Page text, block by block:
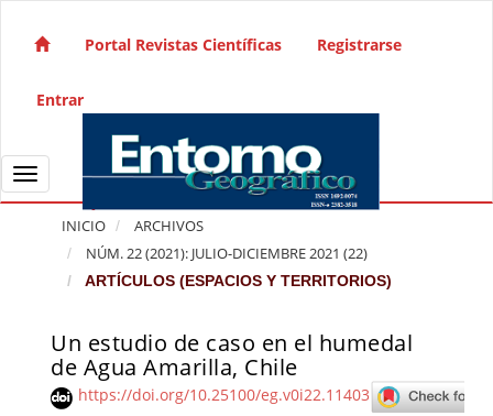
Navegación principal
Barra lateral
Portal Revistas Científicas Registrarse
Entrar
Toggle navigation
INICIO
ARCHIVOS
NÚM. 22 (2021): JULIO-DICIEMBRE 2021 (22)
ARTÍCULOS (ESPACIOS Y TERRITORIOS)
Un estudio de caso en el humedal
de Agua Amarilla, Chile
https://doi.org/10.25100/eg.v0i22.11403
Barra lateral del artículo